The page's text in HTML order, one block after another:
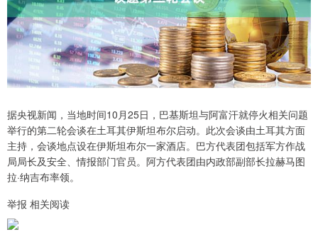
据央视新闻，当地时间10月25日，巴基斯坦与阿富汗就停火相关问题
举行的第二轮会谈在土耳其伊斯坦布尔启动。此次会谈由土耳其方面
主持，会谈地点设在伊斯坦布尔一家酒店。巴方代表团包括军方作战
局局长及安全、情报部门官员。阿方代表团由内政部副部长拉赫马图
拉·纳吉布率领。
举报 相关阅读